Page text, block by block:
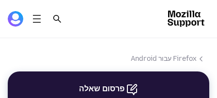
Firefox עבור Android
פרסום שאלה